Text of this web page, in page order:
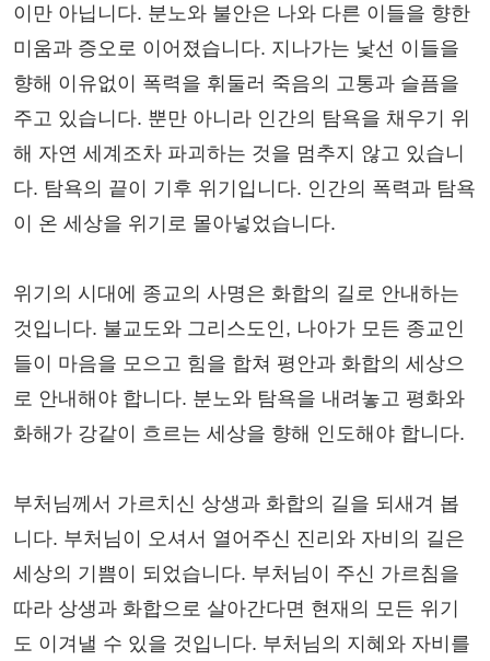
이만 아닙니다. 분노와 불안은 나와 다른 이들을 향한
미움과 증오로 이어졌습니다. 지나가는 낯선 이들을
향해 이유없이 폭력을 휘둘러 죽음의 고통과 슬픔을
주고 있습니다. 뿐만 아니라 인간의 탐욕을 채우기 위
해 자연 세계조차 파괴하는 것을 멈추지 않고 있습니
다. 탐욕의 끝이 기후 위기입니다. 인간의 폭력과 탐욕
이 온 세상을 위기로 몰아넣었습니다.
위기의 시대에 종교의 사명은 화합의 길로 안내하는
것입니다. 불교도와 그리스도인, 나아가 모든 종교인
들이 마음을 모으고 힘을 합쳐 평안과 화합의 세상으
로 안내해야 합니다. 분노와 탐욕을 내려놓고 평화와
화해가 강같이 흐르는 세상을 향해 인도해야 합니다.
부처님께서 가르치신 상생과 화합의 길을 되새겨 봅
니다. 부처님이 오셔서 열어주신 진리와 자비의 길은
세상의 기쁨이 되었습니다. 부처님이 주신 가르침을
따라 상생과 화합으로 살아간다면 현재의 모든 위기
도 이겨낼 수 있을 것입니다. 부처님의 지혜와 자비를